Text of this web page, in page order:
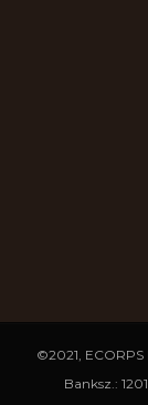
©2021, ECORPS
Banksz.: